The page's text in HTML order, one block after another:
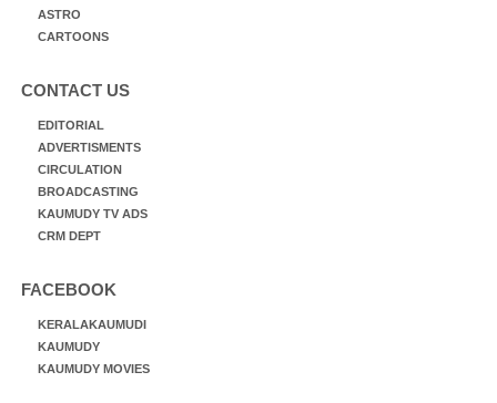
ASTRO
CARTOONS
CONTACT US
EDITORIAL
ADVERTISMENTS
CIRCULATION
BROADCASTING
KAUMUDY TV ADS
CRM DEPT
FACEBOOK
KERALAKAUMUDI
KAUMUDY
KAUMUDY MOVIES